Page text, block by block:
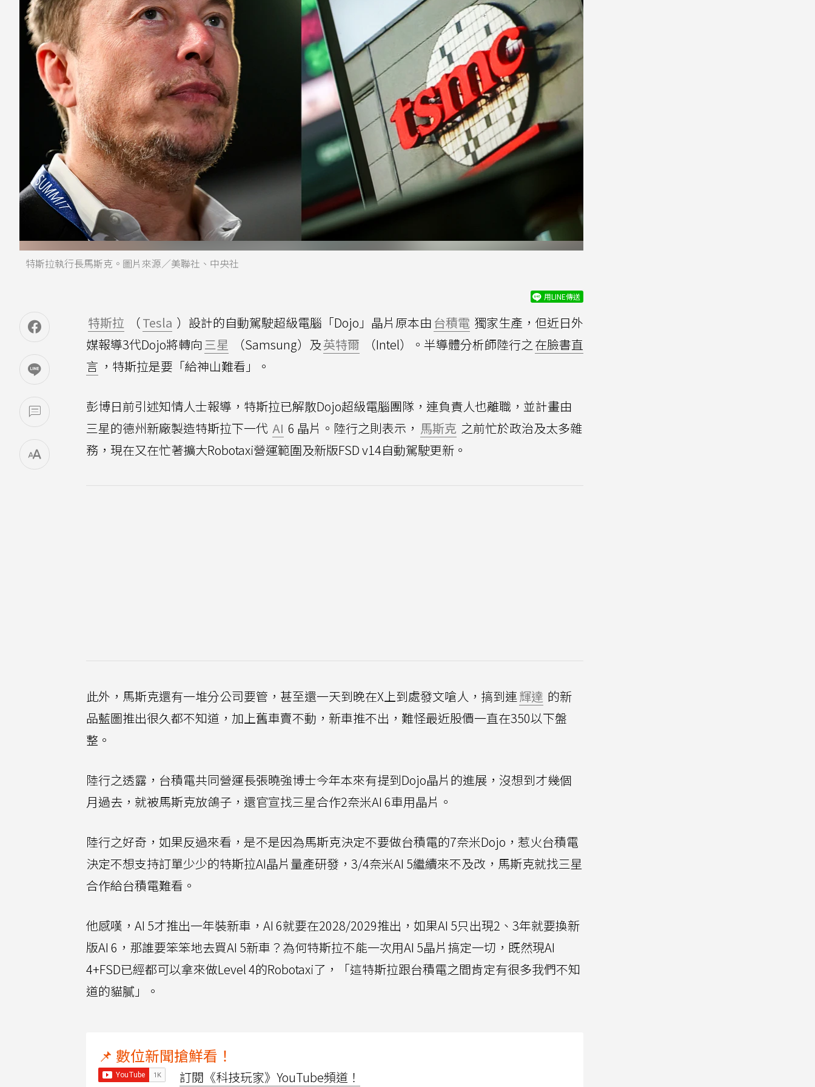
特斯拉執行長馬斯克。圖片來源／美聯社、中央社
用LINE傳送
特斯拉 （Tesla ）設計的自動駕駛超級電腦「Dojo」晶片原本由 台積電 獨家生產，但近日外
媒報導3代Dojo將轉向三星 （Samsung）及英特爾 （Intel）。半導體分析師陸行之在臉書直
言 ，特斯拉是要「給神山難看」。
彭博日前引述知情人士報導，特斯拉已解散Dojo超級電腦團隊，連負責人也離職，並計畫由
三星的德州新廠製造特斯拉下一代 AI 6 晶片。陸行之則表示， 馬斯克 之前忙於政治及太多雜
務，現在又在忙著擴大Robotaxi營運範圍及新版FSD v14自動駕駛更新。
此外，馬斯克還有一堆分公司要管，甚至還一天到晚在X上到處發文嗆人，搞到連輝達 的新
品藍圖推出很久都不知道，加上舊車賣不動，新車推不出，難怪最近股價一直在350以下盤
整。
陸行之透露，台積電共同營運長張曉強博士今年本來有提到Dojo晶片的進展，沒想到才幾個
月過去，就被馬斯克放鴿子，還官宣找三星合作2奈米AI 6車用晶片。
陸行之好奇，如果反過來看，是不是因為馬斯克決定不要做台積電的7奈米Dojo，惹火台積電
決定不想支持訂單少少的特斯拉AI晶片量產研發，3/4奈米AI 5繼續來不及改，馬斯克就找三星
合作給台積電難看。
他感嘆，AI 5才推出一年裝新車，AI 6就要在2028/2029推出，如果AI 5只出現2、3年就要換新
版AI 6，那誰要笨笨地去買AI 5新車？為何特斯拉不能一次用AI 5晶片搞定一切，既然現AI
4+FSD已經都可以拿來做Level 4的Robotaxi了，「這特斯拉跟台積電之間肯定有很多我們不知
道的貓膩」。
📌 數位新聞搶鮮看！
訂閱《科技玩家》YouTube頻道！